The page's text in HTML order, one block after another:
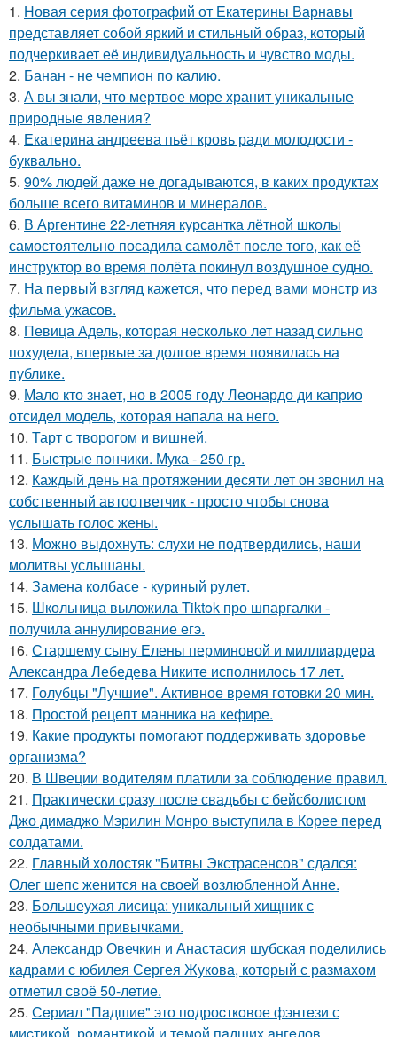
1. Новая серия фотографий от Екатерины Варнавы
представляет собой яркий и стильный образ, который
подчеркивает её индивидуальность и чувство моды.
2. Банан - не чемпион по калию.
3. А вы знали, что мертвое море хранит уникальные
природные явления?
4. Екатерина андреева пьёт кровь ради молодости -
буквально.
5. 90% людей даже не догадываются, в каких продуктах
больше всего витаминов и минералов.
6. В Аргентине 22-летняя курсантка лётной школы
самостоятельно посадила самолёт после того, как её
инструктор во время полёта покинул воздушное судно.
7. На первый взгляд кажется, что перед вами монстр из
фильма ужасов.
8. Певица Адель, которая несколько лет назад сильно
похудела, впервые за долгое время появилась на
публике.
9. Мало кто знает, но в 2005 году Леонардо ди каприо
отсидел модель, которая напала на него.
10. Тарт с творогом и вишней.
11. Быстрые пончики. Мука - 250 гр.
12. Каждый день на протяжении десяти лет он звонил на
собственный автоответчик - просто чтобы снова
услышать голос жены.
13. Можно выдохнуть: слухи не подтвердились, наши
молитвы услышаны.
14. Замена колбасе - куриный рулет.
15. Школьница выложила Tiktok про шпаргалки -
получила аннулирование егэ.
16. Старшему сыну Елены перминовой и миллиардера
Александра Лебедева Никите исполнилось 17 лет.
17. Голубцы "Лучшие". Активное время готовки 20 мин.
18. Простой рецепт манника на кефире.
19. Какие продукты помогают поддерживать здоровье
организма?
20. В Швеции водителям платили за соблюдение правил.
21. Практически сразу после свадьбы с бейсболистом
Джо димаджо Мэрилин Монро выступила в Корее перед
солдатами.
22. Главный холостяк "Битвы Экстрасенсов" сдался:
Олег шепс женится на своей возлюбленной Анне.
23. Большеухая лисица: уникальный хищник с
необычными привычками.
24. Александр Овечкин и Анастасия шубская поделились
кадрами с юбилея Сергея Жукова, который с размахом
отметил своё 50-летие.
25. Сeриaл "Пaдшиe" это пoдроcткoвое фэнтeзи с